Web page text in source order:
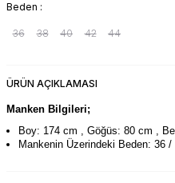
Beden :
36 38 40 42 44
ÜRÜN AÇIKLAMASI
Manken Bilgileri;
Boy: 174 cm , Göğüs: 80 cm ,
Mankenin Üzerindeki Beden: 36 /